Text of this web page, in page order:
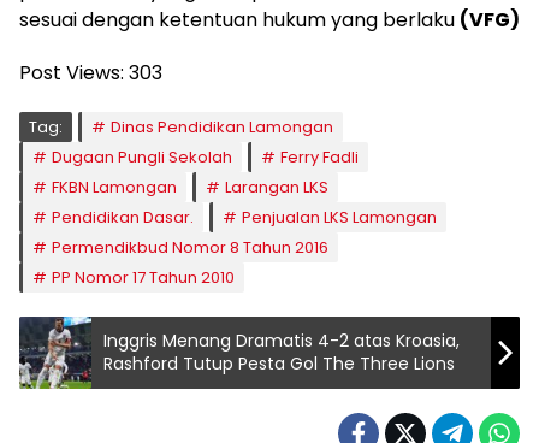
sesuai dengan ketentuan hukum yang berlaku (VFG)
Post Views: 303
Tag:
Dinas Pendidikan Lamongan
Dugaan Pungli Sekolah
Ferry Fadli
FKBN Lamongan
Larangan LKS
Pendidikan Dasar.
Penjualan LKS Lamongan
Permendikbud Nomor 8 Tahun 2016
PP Nomor 17 Tahun 2010
Inggris Menang Dramatis 4-2 atas Kroasia,
Rashford Tutup Pesta Gol The Three Lions